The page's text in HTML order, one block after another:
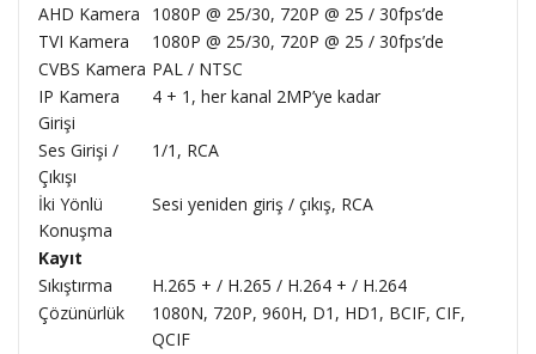
AHD Kamera
1080P @ 25/30, 720P @ 25 / 30fps’de
TVI Kamera
1080P @ 25/30, 720P @ 25 / 30fps’de
CVBS Kamera PAL / NTSC
IP Kamera
Girişi
4 + 1, her kanal 2MP’ye kadar
Ses Girişi /
Çıkışı
1/1, RCA
İki Yönlü
Konuşma
Sesi yeniden giriş / çıkış, RCA
Kayıt
Sıkıştırma
H.265 + / H.265 / H.264 + / H.264
Çözünürlük
1080N, 720P, 960H, D1, HD1, BCIF, CIF,
QCIF